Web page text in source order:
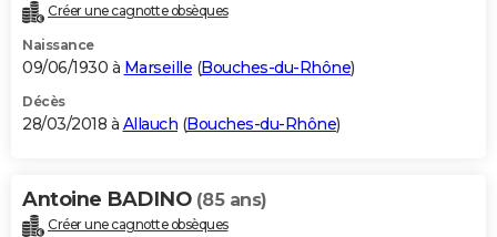
Créer une cagnotte obsèques
Naissance
09/06/1930 à Marseille (Bouches-du-Rhône)
Décès
28/03/2018 à Allauch (Bouches-du-Rhône)
Antoine BADINO (85 ans)
Créer une cagnotte obsèques